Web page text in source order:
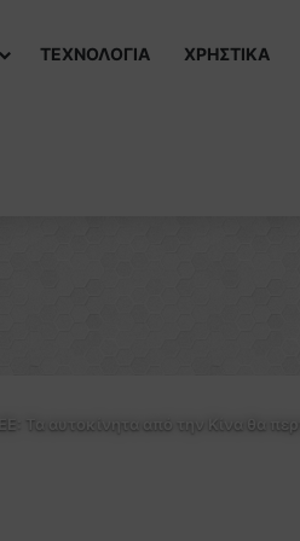
ΤΕΧΝΟΛΟΓΙΑ ΧΡΗΣΤΙΚΑ
ΕΕ: Τα αυτοκίνητα από την Κίνα θα